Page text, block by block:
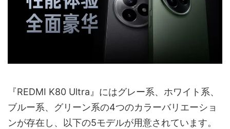
『REDMI K80 Ultra』にはグレー系、ホワイト系、
ブルー系、グリーン系の4つのカラーバリエーショ
ンが存在し、以下の5モデルが用意されています。